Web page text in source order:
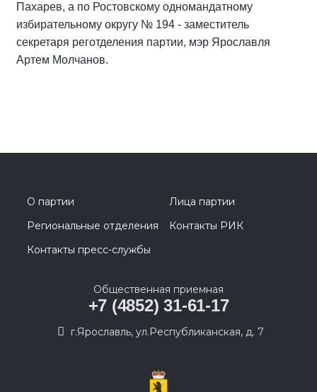
Пахарев, а по Ростовскому одномандатному
избирательному округу № 194 - заместитель
секретаря реготделения партии, мэр Ярославля
Артем Молчанов.
О партии
Лица партии
Региональные отделения
Контакты РИК
Контакты пресс-службы
Общественная приемная
+7 (4852) 31-61-17
г.Ярославль, ул.Республиканская, д. 7